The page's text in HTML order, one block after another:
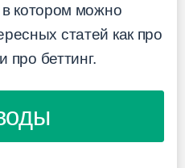
в котором можно
статей как про
про беттинг.